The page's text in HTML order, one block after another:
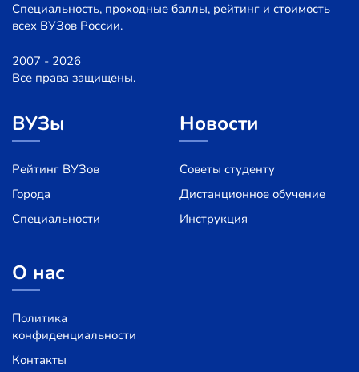
Специальность, проходные баллы, рейтинг и стоимость
всех ВУЗов России.
2007 - 2026
Все права защищены.
ВУЗы
Рейтинг ВУЗов
Города
Специальности
Новости
Советы студенту
Дистанционное обучение
Инструкция
О нас
Политика
конфиденциальности
Контакты